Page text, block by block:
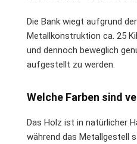
Die Bank wiegt aufgrund
Metallkonstruktion ca. 25
und dennoch beweglich
aufgestellt zu werden.
Welche Farben sind
Das Holz ist in natürlicher
während das Metallgestell